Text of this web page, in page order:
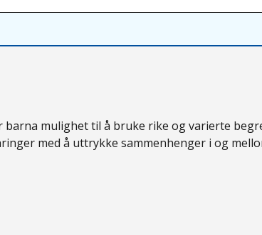
barna mulighet til å bruke rike og varierte
med å uttrykke sammenhenger i og